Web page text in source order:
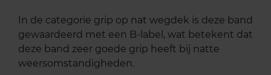
In de categorie grip op nat wegdek is deze band
gewaardeerd met een B-label, wat betekent dat
deze band zeer goede grip heeft bij natte
weersomstandigheden.